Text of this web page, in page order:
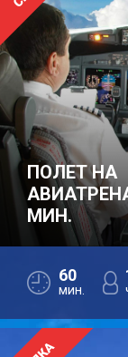
ПОЛЕТ НА
МИН.
60
мин.